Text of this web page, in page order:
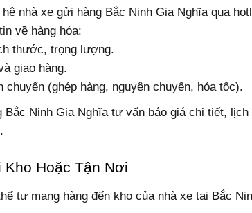
nhà xe gửi hàng Bắc Ninh Gia Nghĩa qua
về hàng hóa:
thước, trọng lượng.
giao hàng.
chuyển (ghép hàng, nguyên chuyến, hỏa tốc).
Bắc Ninh Gia Nghĩa tư vấn báo giá chi tiết,
Kho Hoặc Tận Nơi
tự mang hàng đến kho của nhà xe tại Bắc